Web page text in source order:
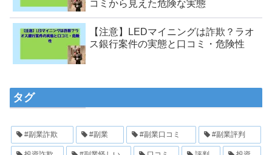
コミから見えた危険な実態
【注意】LEDマイニングは詐欺？ラオ
ス銀行案件の実態と口コミ・危険性
タグ
#副業詐欺 #副業 #副業口コミ #副業評判